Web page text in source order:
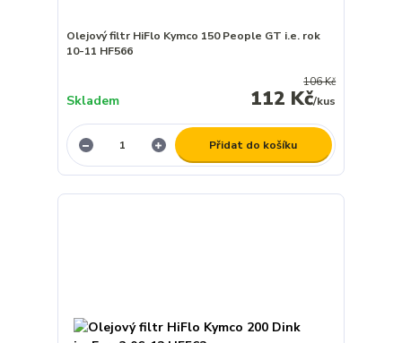
Olejový filtr HiFlo Kymco 150 People GT i.e. rok
10-11 HF566
106 Kč
112 Kč/kus
Skladem
Přidat do košíku